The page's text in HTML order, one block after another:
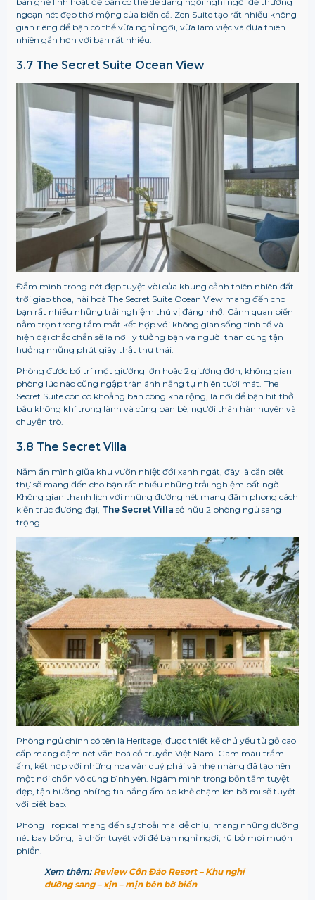
ngoạn nét đẹp thơ mộng của biển cả. Zen Suite tạo rất nhiều không
gian riêng để bạn có thể vừa nghỉ ngơi, vừa làm việc và đưa thiên
nhiên gần hơn với bạn rất nhiều.
3.7 The Secret Suite Ocean View
Đắm mình trong nét đẹp tuyệt vời của khung cảnh thiên nhiên đất
trời giao thoa, hài hoà The Secret Suite Ocean View mang đến cho
bạn rất nhiều những trải nghiệm thú vị đáng nhớ. Cảnh quan biển
nằm trọn trong tầm mắt kết hợp với không gian sống tinh tế và
hiện đại chắc chắn sẽ là nơi lý tưởng bạn và người thân cùng tận
hưởng những phút giây thật thư thái.
Phòng được bố trí một giường lớn hoặc 2 giường đơn, không gian
phòng lúc nào cũng ngập tràn ánh nắng tự nhiên tươi mát. The
Secret Suite còn có khoảng ban công khá rộng, là nơi để bạn hít thở
bầu không khí trong lành và cùng bạn bè, người thân hàn huyên và
chuyện trò.
3.8 The Secret Villa
Nằm ẩn mình giữa khu vườn nhiệt đới xanh ngát, đây là căn biệt
thự sẽ mang đến cho bạn rất nhiều những trải nghiệm bất ngờ.
Không gian thanh lịch với những đường nét mang đậm phong cách
kiến trúc đương đại, The Secret Villa sở hữu 2 phòng ngủ sang
trọng.
Phòng ngủ chính có tên là Heritage, được thiết kế chủ yếu từ gỗ cao
cấp mang đậm nét văn hoá cổ truyền Việt Nam. Gam màu trầm
ấm, kết hợp với những hoa văn quý phái và nhẹ nhàng đã tạo nên
một nơi chốn vô cùng bình yên. Ngâm mình trong bồn tắm tuyệt
đẹp, tận hưởng những tia nắng ấm áp khẽ chạm lên bờ mi sẽ tuyệt
vời biết bao.
Phòng Tropical mang đến sự thoải mái dễ chịu, mang những đường
nét bay bổng, là chốn tuyệt vời để bạn nghỉ ngơi, rũ bỏ mọi muộn
phiền.
Xem thêm: Review Côn Đảo Resort – Khu nghỉ
dưỡng sang – xịn – mịn bên bờ biển